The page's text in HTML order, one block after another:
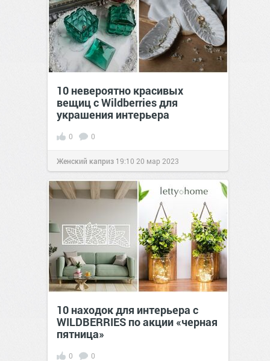
10 невероятно красивых
вещиц с Wildberries для
украшения интерьера
0 0
Женский каприз 19:10 20 мар 2023
10 находок для интерьера с
WILDBERRIES по акции «черная
пятница»
0 0